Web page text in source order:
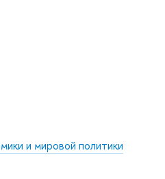
и мировой политики